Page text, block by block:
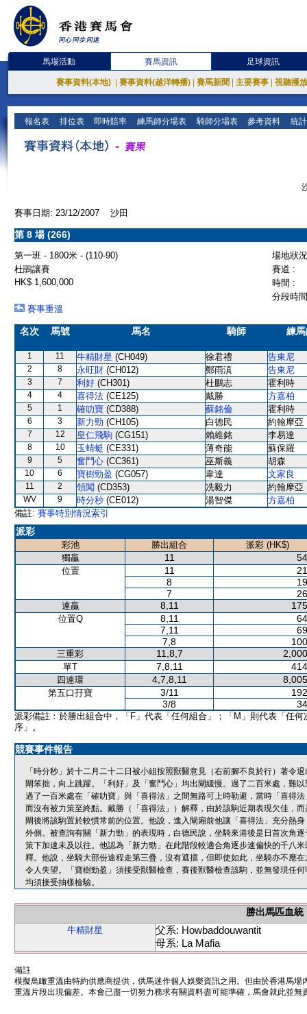
馬場活動 賽馬資訊 足球資訊
賽事資料(本地) 賽事資料(越洋轉播) 賽馬新聞 主要賽事 視聽播
報名表 排位表 即時賠率 練馬師分場表 騎師分場表 參考資料 統
賽事日期: 23/12/2007 沙田
第 8 場 (266)
第一班 - 1800米 - (110-90)
場地狀
杜鵑讓賽
賽道 :
HK$ 1,600,000
時間 :
分段時
賽事重溫
名次 馬號 馬名 騎師 練
1 11 牛精財星 (CH049) 徐君禮 告東尼
2 8 永旺財 (CH012) 鄭雨滇 告東尼
3 7 利好 (CH301) 杜鵬志 霍利時
4 4 喜得法 (CE125) 戴勝 方嘉柏
5 1 確叻寶 (CD388) 蘇銘倫 霍利時
6 3 新力勁 (CH105) 白德民 約翰摩亞
7 12 皇仁飛駒 (CG151) 賴維銘 李易達
8 10 玉蜻蜓 (CE331) 薄奇能 蘇保羅
9 5 奮鬥心 (CC361) 巫斯義 胡森
10 6 寶樹勁盈 (CG057) 韋達 文家良
11 2 領闖 (CD353) 冼毅力 約翰摩亞
WV 9 時分秒 (CE012) 湯智傑
方嘉柏
備註: 賽事特別情況索引
派彩
彩池 勝出組合
派彩 (HK$)
獨贏
11
位置 11
8
7
連贏 8,11
位置Q 8,11
7,11
7,8
三重彩 11,8,7
單T 7,8,11
四連環 4,7,8,11
第五口孖寶 3/11
3/8
派彩備註：於勝出組合中，「F」代表「任何組合」；「M」則代表「任何
序」。
競賽事件報告
「時分秒」於十二月二十二日被小組按照獸醫意見（右前腳不良於行）著令
閘笨拙，向上跳躍。「利好」及「奮鬥心」均出閘緩慢。過了二百米處，難
過了一百米處在「確叻寶」與「喜得法」之間無路可上時勒避，當時「喜得
而沒有被力策至終點。戴勝（「喜得法」）解釋，由於該駒近期表現欠佳，
閘後將該駒置於較慣常前的位置。他說，進入閘廂前他讓「喜得法」充分熱
外側。被查詢有關「新力勁」的表現時，白德民說，坐騎來港後是日首次角
策下加速未及以往。他認為「新力勁」在此階段較適合角逐步速偏快的千八
釋。他說，坐騎大部份途程走第三疊，沒有遮擋，但即使如此，坐騎亦不應
令人失望。「寶樹勁盈」須接受獸醫檢查，賽後獸醫檢查該駒，並無發現任
均須接受抽樣檢驗。
勝出馬匹血統
牛精財星
父系: Howbaddouwantit
母系: La Mafia
備註
模擬鳥瞰重溫由特約供應商提供，供馬迷作個人娛樂資訊之用。但由於香港馬
重溫片段出現偏差。本會已盡一切努力務求有關資料盡可能準確，馬會就此並